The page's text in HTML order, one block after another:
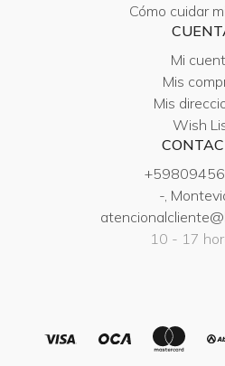
Cómo cuidar
Mi
Mis
Mis
Wish
-,
10 - 17